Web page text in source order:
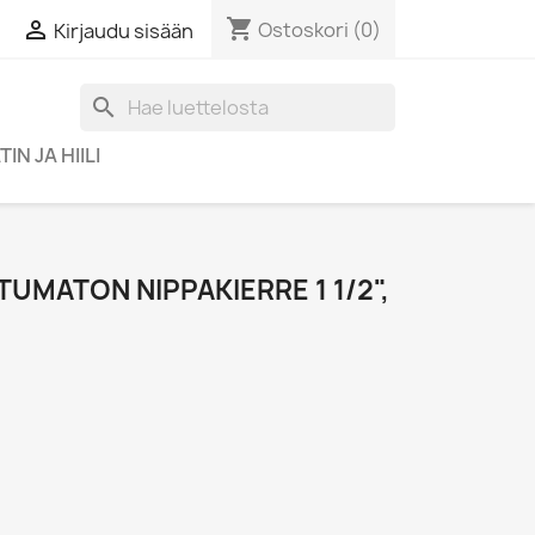
 Kirjaudu sisään shopping_cart Ostoskori (0)
search
JA HIILI
NIPPAKIERRE 1 1/2",